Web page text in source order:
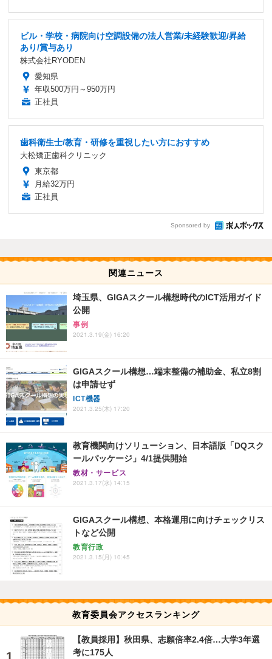
ビル・学校・病院向け空調設備の法人営業/未経験歓迎/昇給
あり/賞与あり
株式会社RYODEN
愛知県
年収500万円～950万円
正社員
歯科衛生士/教育・研修を重視したい方におすすめ
大松矯正歯科クリニック
東京都
月給32万円
正社員
Sponsored by
関連ニュース
埼玉県、GIGAスクール構想時代のICT活用ガイド
公開
事例
2021.3.19(金) 16:20
GIGAスクール構想…端末整備の補助金、私立8割
は申請せず
ICT機器
2021.3.25(木) 17:20
教育機関向けソリューション、日本語版「DQスク
ールパッケージ」4/1提供開始
教材・サービス
2021.3.17(水) 14:15
GIGAスクール構想、本格運用に向けチェックリス
トなど公開
教育行政
2021.3.15(月) 10:45
教育委員会アクセスランキング
【教員採用】秋田県、志願倍率2.4倍…大学3年選
考に175人